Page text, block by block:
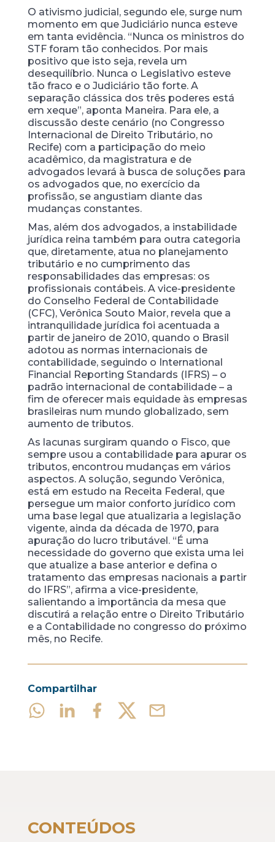
O ativismo judicial, segundo ele, surge num
momento em que Judiciário nunca esteve
em tanta evidência. “Nunca os ministros do
STF foram tão conhecidos. Por mais
positivo que isto seja, revela um
desequilíbrio. Nunca o Legislativo esteve
tão fraco e o Judiciário tão forte. A
separação clássica dos três poderes está
em xeque”, aponta Maneira. Para ele, a
discussão deste cenário (no Congresso
Internacional de Direito Tributário, no
Recife) com a participação do meio
acadêmico, da magistratura e de
advogados levará à busca de soluções para
os advogados que, no exercício da
profissão, se angustiam diante das
mudanças constantes.
Mas, além dos advogados, a instabilidade
jurídica reina também para outra categoria
que, diretamente, atua no planejamento
tributário e no cumprimento das
responsabilidades das empresas: os
profissionais contábeis. A vice-presidente
do Conselho Federal de Contabilidade
(CFC), Verônica Souto Maior, revela que a
intranquilidade jurídica foi acentuada a
partir de janeiro de 2010, quando o Brasil
adotou as normas internacionais de
contabilidade, seguindo o International
Financial Reporting Standards (IFRS) – o
padrão internacional de contabilidade – a
fim de oferecer mais equidade às empresas
brasileiras num mundo globalizado, sem
aumento de tributos.
As lacunas surgiram quando o Fisco, que
sempre usou a contabilidade para apurar os
tributos, encontrou mudanças em vários
aspectos. A solução, segundo Verônica,
está em estudo na Receita Federal, que
persegue um maior conforto jurídico com
uma base legal que atualizaria a legislação
vigente, ainda da década de 1970, para
apuração do lucro tributável. “É uma
necessidade do governo que exista uma lei
que atualize a base anterior e defina o
tratamento das empresas nacionais a partir
do IFRS”, afirma a vice-presidente,
salientando a importância da mesa que
discutirá a relação entre o Direito Tributário
e a Contabilidade no congresso do próximo
mês, no Recife.
Compartilhar
CONTEÚDOS